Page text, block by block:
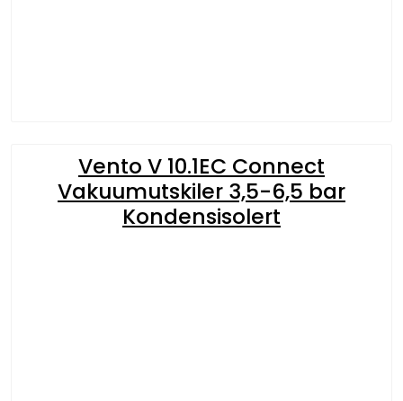
Vento V 10.1EC Connect
Vakuumutskiler 3,5-6,5 bar
Kondensisolert